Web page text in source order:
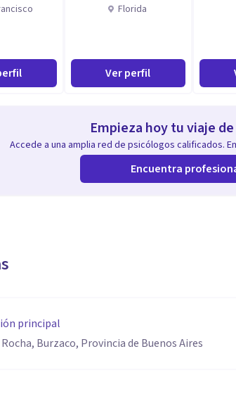
Florida
Ver perfil
Empieza hoy tu viaje
Accede a una amplia red de psicólogos calificados.
Encuentra
principal
Burzaco, Provincia de Buenos Aires